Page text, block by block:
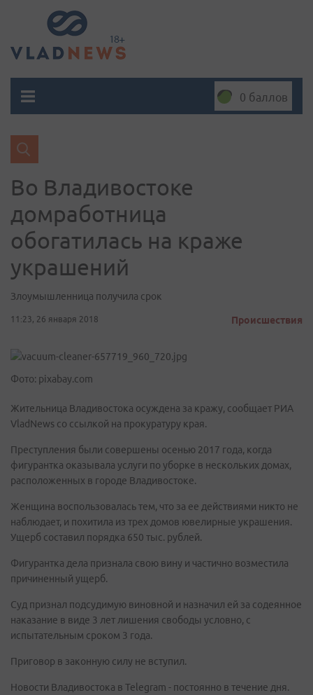
0 баллов
Во Владивостоке
домработница
обогатилась на краже
украшений
Злоумышленница получила срок
11:23, 26 января 2018 Происшествия
Фото: pixabay.com
Жительница Владивостока осуждена за кражу, сообщает РИА
VladNews со ссылкой на прокуратуру края.
Преступления были совершены осенью 2017 года, когда
фигурантка оказывала услуги по уборке в нескольких домах,
расположенных в городе Владивостоке.
Женщина воспользовалась тем, что за ее действиями никто не
наблюдает, и похитила из трех домов ювелирные украшения.
Ущерб составил порядка 650 тыс. рублей.
Фигурантка дела признала свою вину и частично возместила
причиненный ущерб.
Суд признал подсудимую виновной и назначил ей за содеянное
наказание в виде 3 лет лишения свободы условно, с
испытательным сроком 3 года.
Приговор в законную силу не вступил.
Новости Владивостока в Telegram - постоянно в течение дня.